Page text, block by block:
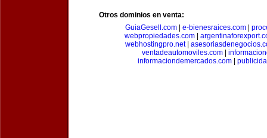
Otros dominios en venta:
GuiaGesell.com
e-bienesraices.com
webpropiedades.com
webhostingpro.net|
ventadeautomoviles.com|
informaciondemercados.com|